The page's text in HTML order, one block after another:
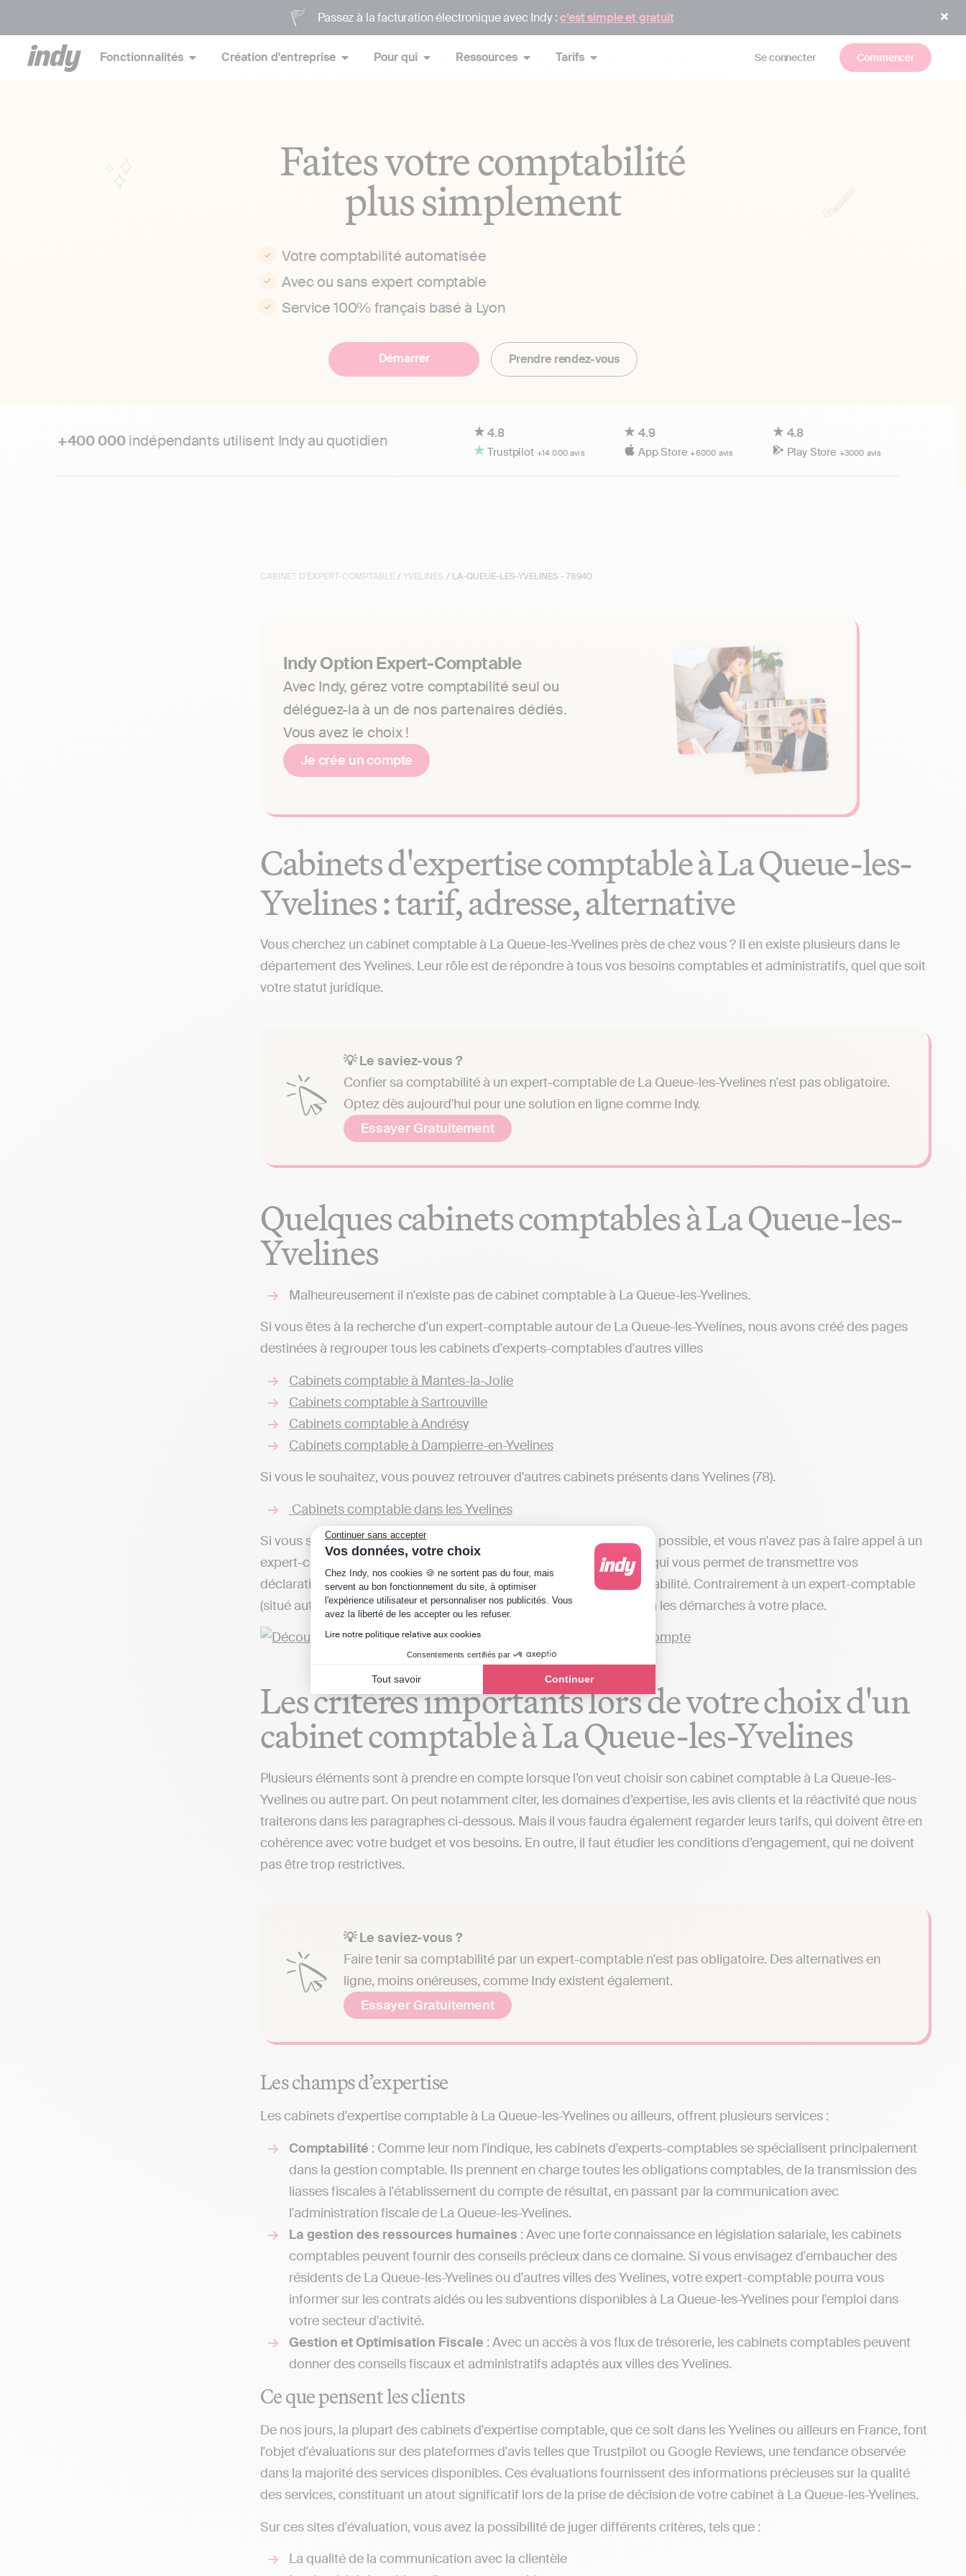
Continuer sans accepter
Vos données, votre choix
Plateforme de Gestion du Consentement : Personnalisez vos Options
Chez Indy, nos cookies 🍪 ne sortent pas du four, mais
servent au bon fonctionnement du site, à optimiser
l'expérience utilisateur et personnaliser nos publicités. Vous
avez la liberté de les accepter ou les refuser.
Lire notre politique relative aux cookies
Consentements certifiés par
Tout savoir Continuer
Axeptio consent
Passez à la facturation électronique avec Indy :c’est simple et gratuit
Fonctionnalités Création d'entreprise Pour qui Ressources Tarifs Se connecter Commencer
Faites votre comptabilité
plus simplement
Votre comptabilité automatisée
Avec ou sans expert comptable
Service 100% français basé à Lyon
Démarrer Prendre rendez-vous
+400 000indépendants utilisent Indy au quotidien 4.8
Trustpilot +14 000 avis
4.9
App Store+6000 avis
4.8
Play Store +3000 avis
CABINET D'EXPERT-COMPTABLE / YVELINES / LA-QUEUE-LES-YVELINES - 78940
Indy Option Expert-Comptable
Avec Indy, gérez votre comptabilité seul ou
déléguez-la à un de nos partenaires dédiés.
Vous avez le choix !
Je crée un compte
Cabinets d'expertise comptable à La Queue-les-
Yvelines : tarif, adresse, alternative
Vous cherchez un cabinet comptable à La Queue-les-Yvelines près de chez vous ? Il en existe plusieurs dans le
département des Yvelines. Leur rôle est de répondre à tous vos besoins comptables et administratifs, quel que soit
votre statut juridique.
💡 Le saviez-vous ?
Confier sa comptabilité à un expert-comptable de La Queue-les-Yvelines n'est pas obligatoire.
Optez dès aujourd'hui pour une solution en ligne comme Indy.
Essayer Gratuitement
Quelques cabinets comptables à La Queue-les-
Yvelines
Malheureusement il n'existe pas de cabinet comptable à La Queue-les-Yvelines.
Si vous êtes à la recherche d'un expert-comptable autour de La Queue-les-Yvelines, nous avons créé des pages
destinées à regrouper tous les cabinets d'experts-comptables d'autres villes
Cabinets comptable à Mantes-la-Jolie
Cabinets comptable à Sartrouville
Cabinets comptable à Andrésy
Cabinets comptable à Dampierre-en-Yvelines
Si vous le souhaitez, vous pouvez retrouver d'autres cabinets présents dans Yvelines (78).
Cabinets comptable dans les Yvelines
Si vous souhaitez faire votre comptabilité en ligne vous-même, c'est possible, et vous n'avez pas à faire appel à un
expert-comptable. Il existe plusieurs solutions en ligne, tels qu'Indy, qui vous permet de transmettre vos
déclarations fiscales et de vous rendre autonome pour votre comptabilité. Contrairement à un expert-comptable
(situé autour de La Queue-les-Yvelines ou d'autres villes) qui réalisera les démarches à votre place.
Les critères importants lors de votre choix d'un
cabinet comptable à La Queue-les-Yvelines
Plusieurs éléments sont à prendre en compte lorsque l’on veut choisir son cabinet comptable à La Queue-les-
Yvelines ou autre part. On peut notamment citer, les domaines d’expertise, les avis clients et la réactivité que nous
traiterons dans les paragraphes ci-dessous. Mais il vous faudra également regarder leurs tarifs, qui doivent être en
cohérence avec votre budget et vos besoins. En outre, il faut étudier les conditions d’engagement, qui ne doivent
pas être trop restrictives.
💡 Le saviez-vous ?
Faire tenir sa comptabilité par un expert-comptable n'est pas obligatoire. Des alternatives en
ligne, moins onéreuses, comme Indy existent également.
Essayer Gratuitement
Les champs d’expertise
Les cabinets d'expertise comptable à La Queue-les-Yvelines ou ailleurs, offrent plusieurs services :
Comptabilité : Comme leur nom l'indique, les cabinets d'experts-comptables se spécialisent principalement
dans la gestion comptable. Ils prennent en charge toutes les obligations comptables, de la transmission des
liasses fiscales à l'établissement du compte de résultat, en passant par la communication avec
l'administration fiscale de La Queue-les-Yvelines.
La gestion des ressources humaines : Avec une forte connaissance en législation salariale, les cabinets
comptables peuvent fournir des conseils précieux dans ce domaine. Si vous envisagez d'embaucher des
résidents de La Queue-les-Yvelines ou d'autres villes des Yvelines, votre expert-comptable pourra vous
informer sur les contrats aidés ou les subventions disponibles à La Queue-les-Yvelines pour l'emploi dans
votre secteur d'activité.
Gestion et Optimisation Fiscale : Avec un accès à vos flux de trésorerie, les cabinets comptables peuvent
donner des conseils fiscaux et administratifs adaptés aux villes des Yvelines.
Ce que pensent les clients
De nos jours, la plupart des cabinets d'expertise comptable, que ce soit dans les Yvelines ou ailleurs en France, font
l'objet d'évaluations sur des plateformes d'avis telles que Trustpilot ou Google Reviews, une tendance observée
dans la majorité des services disponibles. Ces évaluations fournissent des informations précieuses sur la qualité
des services, constituant un atout significatif lors de la prise de décision de votre cabinet à La Queue-les-Yvelines.
Sur ces sites d'évaluation, vous avez la possibilité de juger différents critères, tels que :
La qualité de la communication avec la clientèle